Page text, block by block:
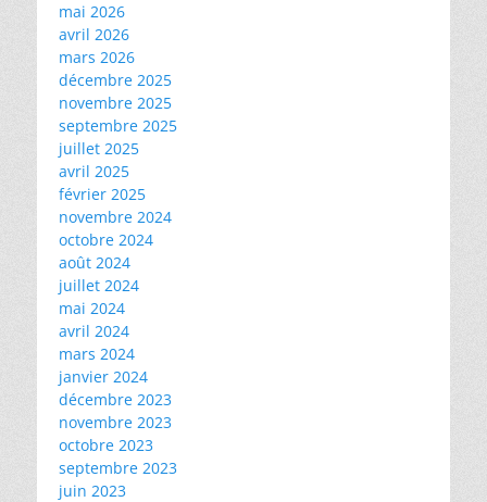
mai 2026
avril 2026
mars 2026
décembre 2025
novembre 2025
septembre 2025
juillet 2025
avril 2025
février 2025
novembre 2024
octobre 2024
août 2024
juillet 2024
mai 2024
avril 2024
mars 2024
janvier 2024
décembre 2023
novembre 2023
octobre 2023
septembre 2023
juin 2023